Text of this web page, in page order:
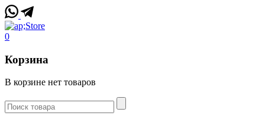
0
Корзина
В корзине нет товаров